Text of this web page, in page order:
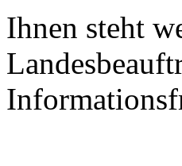
Ihnen steht